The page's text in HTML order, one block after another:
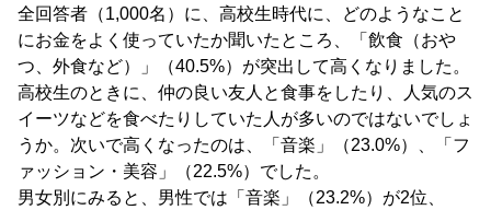
全回答者（1,000名）に、高校生時代に、どのようなこと
にお金をよく使っていたか聞いたところ、「飲食（おや
つ、外食など）」（40.5%）が突出して高くなりました。
高校生のときに、仲の良い友人と食事をしたり、人気のス
イーツなどを食べたりしていた人が多いのではないでしょ
うか。次いで高くなったのは、「音楽」（23.0%）、「フ
ァッション・美容」（22.5%）でした。
男女別にみると、男性では「音楽」（23.2%）が2位、